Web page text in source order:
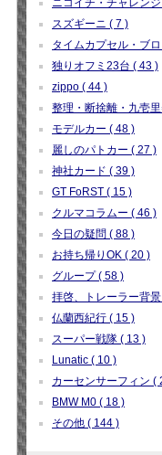
ニコイチ・チャレン
スズギーニ ( 7 )
タイムカプセル・ブ
独りオフミ23台 ( 43 )
zippo ( 44 )
整理・断捨離・九壱
モデルカー ( 48 )
麗しのパトカー ( 27 )
神社カード ( 39 )
GT FoRST ( 15 )
クルマコラムー ( 46 )
今日の疑問 ( 88 )
お持ち帰りOK ( 20 )
グループ ( 58 )
拝啓、トレーラー背
仏蘭西紀行 ( 15 )
スーパー戦隊 ( 13 )
Lunatic ( 10 )
カーセンサーフィン (
BMW M0 ( 18 )
その他 ( 144 )